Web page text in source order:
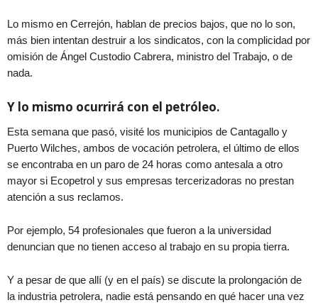
Lo mismo en Cerrejón, hablan de precios bajos, que no lo son,
más bien intentan destruir a los sindicatos, con la complicidad por
omisión de Ángel Custodio Cabrera, ministro del Trabajo, o de
nada.
Y lo mismo ocurrirá con el petróleo.
Esta semana que pasó, visité los municipios de Cantagallo y
Puerto Wilches, ambos de vocación petrolera, el último de ellos
se encontraba en un paro de 24 horas como antesala a otro
mayor si Ecopetrol y sus empresas tercerizadoras no prestan
atención a sus reclamos.
Por ejemplo, 54 profesionales que fueron a la universidad
denuncian que no tienen acceso al trabajo en su propia tierra.
Y a pesar de que allí (y en el país) se discute la prolongación de
la industria petrolera, nadie está pensando en qué hacer una vez